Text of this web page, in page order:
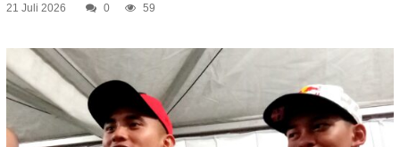
21 Juli 2026 0 59